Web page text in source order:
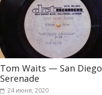
Tom Waits — San Diego
Serenade
24 июня, 2020